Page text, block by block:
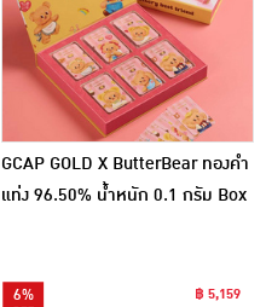
GCAP GOLD X ButterBear ทองคำ
แท่ง 96.50% น้ำหนัก 0.1 กรัม Box
6%
฿ 5,159